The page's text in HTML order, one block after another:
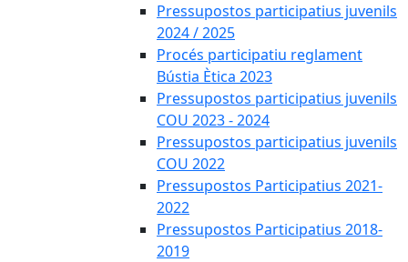
Pressupostos participatius juvenils
2024 / 2025
Procés participatiu reglament
Bústia Ètica 2023
Pressupostos participatius juvenils
COU 2023 - 2024
Pressupostos participatius juvenils
COU 2022
Pressupostos Participatius 2021-
2022
Pressupostos Participatius 2018-
2019